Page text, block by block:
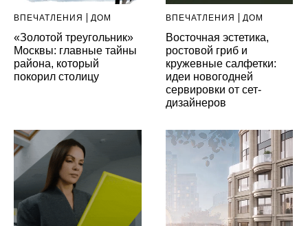
ВПЕЧАТЛЕНИЯ ДОМ
«Золотой треугольник»
Москвы: главные тайны
района, который
покорил столицу
ВПЕЧАТЛЕНИЯ ДОМ
Восточная эстетика,
ростовой гриб и
кружевные салфетки:
идеи новогодней
сервировки от сет-
дизайнеров